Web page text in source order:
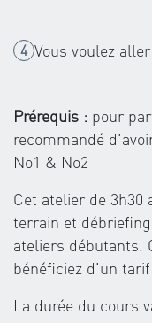
Vous voulez
Prérequis : pour
recommandé
No1 & No2
Cet atelier de
terrain et
ateliers débutants.
bénéficiez d'un tarif
La durée du cours